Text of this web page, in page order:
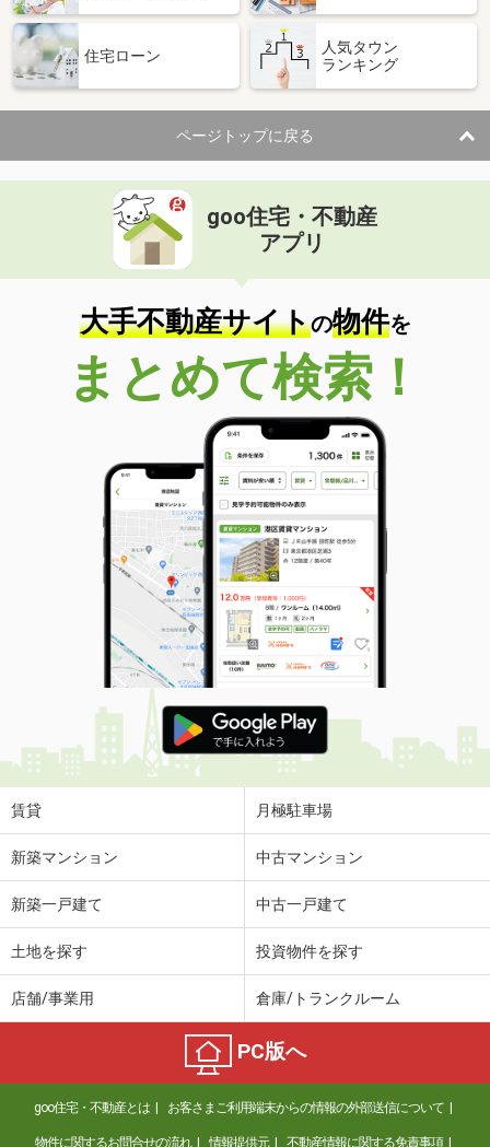
住宅ローン
人気タウン
ランキング
ページトップに戻る
goo住宅・不動産
アプリ
大手不動産サイトの物件を
まとめて検索！
賃貸 月極駐車場
新築マンション 中古マンション
新築一戸建て 中古一戸建て
土地を探す 投資物件を探す
店舗/事業用 倉庫/トランクルーム
PC版へ
goo住宅・不動産とは お客さまご利用端末からの情報の外部送信について
物件に関するお問合せの流れ 情報提供元 不動産情報に関する免責事項